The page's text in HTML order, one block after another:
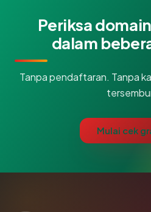
Periksa
dalam
Tanpa pendaftaran. Tanpa
Mulai cek